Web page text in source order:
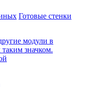
Готовые стенки
модули в
значком.